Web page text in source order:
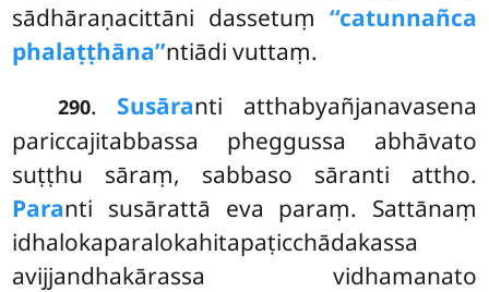
sādhāraṇacittāni dassetuṃ ‘‘catunnañca
phalaṭṭhāna’’ntiādi vuttaṃ.
290. Susāranti atthabyañjanavasena
pariccajitabbassa pheggussa abhāvato
suṭṭhu sāraṃ, sabbaso sāranti attho.
Paranti susārattā eva paraṃ. Sattānaṃ
idhalokaparalokahitapaṭicchādakassa
avijjandhakārassa vidhamanato